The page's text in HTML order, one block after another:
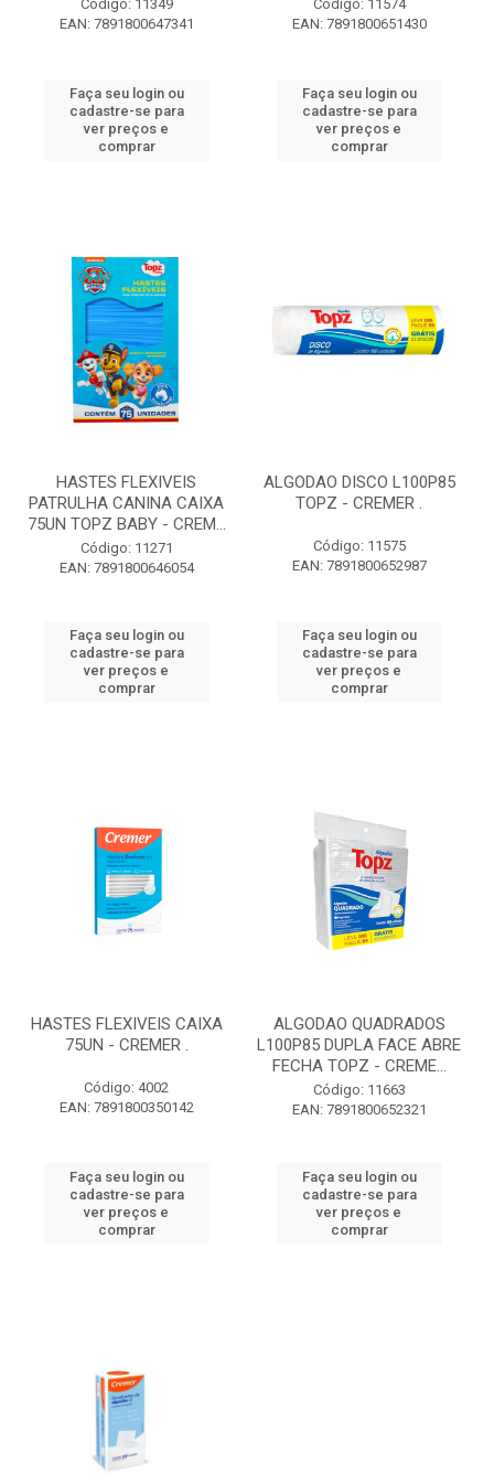
Código: 11349
EAN: 7891800647341
Faça seu login ou
cadastre-se para
ver preços e
comprar
Código: 11574
EAN: 7891800651430
Faça seu login ou
cadastre-se para
ver preços e
comprar
HASTES FLEXIVEIS
PATRULHA CANINA CAIXA
75UN TOPZ BABY - CREM...
Código: 11271
EAN: 7891800646054
Faça seu login ou
cadastre-se para
ver preços e
comprar
ALGODAO DISCO L100P85
TOPZ - CREMER .
Código: 11575
EAN: 7891800652987
Faça seu login ou
cadastre-se para
ver preços e
comprar
HASTES FLEXIVEIS CAIXA
75UN - CREMER .
Código: 4002
EAN: 7891800350142
Faça seu login ou
cadastre-se para
ver preços e
comprar
ALGODAO QUADRADOS
L100P85 DUPLA FACE ABRE
FECHA TOPZ - CREME...
Código: 11663
EAN: 7891800652321
Faça seu login ou
cadastre-se para
ver preços e
comprar